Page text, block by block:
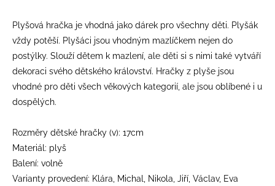
Plyšová hračka je vhodná jako dárek pro všechny děti. Plyšák
vždy potěší. Plyšáci jsou vhodným mazlíčkem nejen do
postýlky. Slouží dětem k mazlení, ale děti si s nimi také vytváří
dekoraci svého dětského království. Hračky z plyše jsou
vhodné pro děti všech věkových kategorií, ale jsou oblíbené i u
dospělých.
Rozměry dětské hračky (v): 17cm
Materiál: plyš
Balení: volně
Varianty provedení: Klára, Michal, Nikola, Jiří, Václav, Eva